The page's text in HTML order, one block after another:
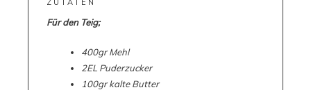
Für den Teig;
400gr Mehl
2EL Puderzucker
100gr kalte Butter